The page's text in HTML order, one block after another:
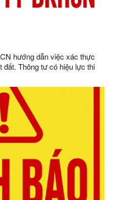
hướng dẫn việc xác thực
đất. Thông tư có hiệu lực thi